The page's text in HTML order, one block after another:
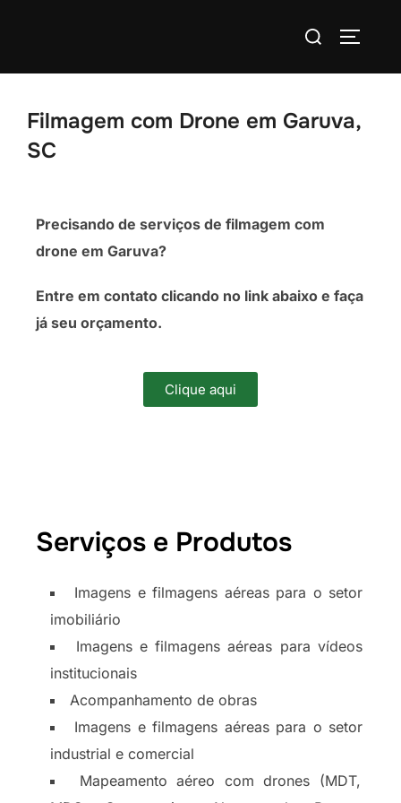
Filmagem com Drone em Garuva,
SC
Precisando de serviços de filmagem com
drone em Garuva?
Entre em contato clicando no link abaixo e faça
já seu orçamento.
Clique aqui
Serviços e Produtos
Imagens e filmagens aéreas para o setor
imobiliário
Imagens e filmagens aéreas para vídeos
institucionais
Acompanhamento de obras
Imagens e filmagens aéreas para o setor
industrial e comercial
Mapeamento aéreo com drones (MDT,